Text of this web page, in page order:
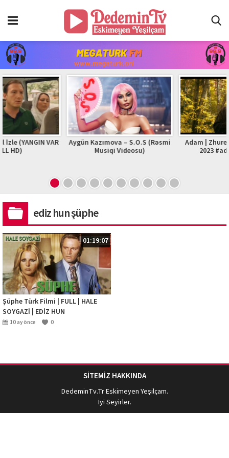
VAR
Aygün Kazımova – S.O.S (Rəsmi
Musiqi Videosu)
Adam | Zhurek |
2023 #adam
ediz hun şüphe
01:19:07
Şüphe Türk Filmi | FULL | HALE
SOYGAZİ | EDİZ HUN
10 ay önce 0
SİTEMİZ HAKKINDA
DedeminTv.TrEskimeyen Yeşilçam.
İyi Seyirler.